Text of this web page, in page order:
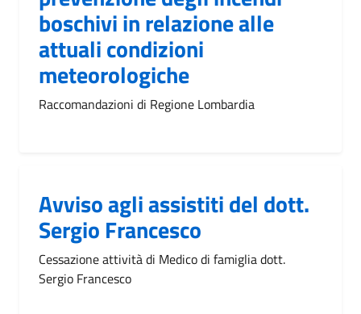
boschivi in relazione alle
attuali condizioni
meteorologiche
Raccomandazioni di Regione Lombardia
Avviso agli assistiti del dott.
Sergio Francesco
Cessazione attività di Medico di famiglia dott.
Sergio Francesco